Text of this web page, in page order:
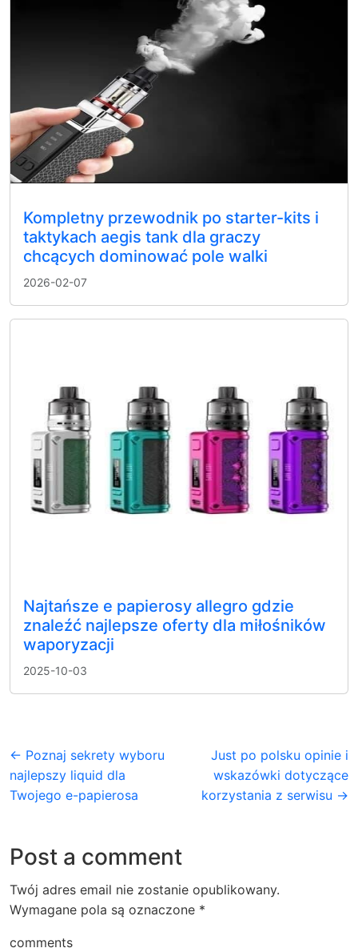
Kompletny przewodnik po starter-kits i
taktykach aegis tank dla graczy
chcących dominować pole walki
2026-02-07
Najtańsze e papierosy allegro gdzie
znaleźć najlepsze oferty dla miłośników
waporyzacji
2025-10-03
← Poznaj sekrety wyboru
najlepszy liquid dla
Twojego e-papierosa
Just po polsku opinie i
wskazówki dotyczące
korzystania z serwisu →
Post a comment
Twój adres email nie zostanie opublikowany.
Wymagane pola są oznaczone *
comments